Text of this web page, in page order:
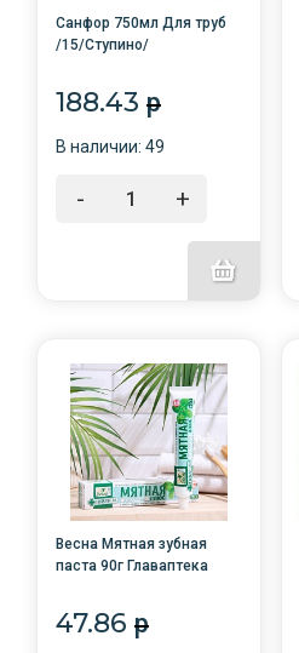
Санфор 750мл Для труб
/15/Ступино/
188.43 p
В наличии: 49
- +
Весна Мятная зубная
паста 90г Главаптека
47.86 p